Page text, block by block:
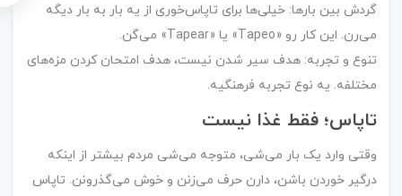
گردش بین بارها: خیلی‌ها برای تاپاس‌خوری از یه بار به بار دیگه
می‌رن. این کار رو «Tapeo» یا «Tapear» می‌گن.
تنوع و تجربه: هدف سیر شدن نیست، هدف امتحان کردن مزه‌های
مختلفه. یه نوع تجربه فرهنگیه.
تاپاس؛ فقط غذا نیست
وقتی وارد یک بار می‌شی، متوجه می‌شی مردم بیشتر از اینکه
درگیر خوردن باشن، دارن حرف می‌زنن و خوش می‌گذرونن. تاپاس